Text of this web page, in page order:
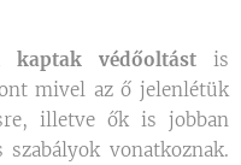
védőoltástis
mivel az ő jelenlétük
illetve ők is jobban
vonatkoznak.